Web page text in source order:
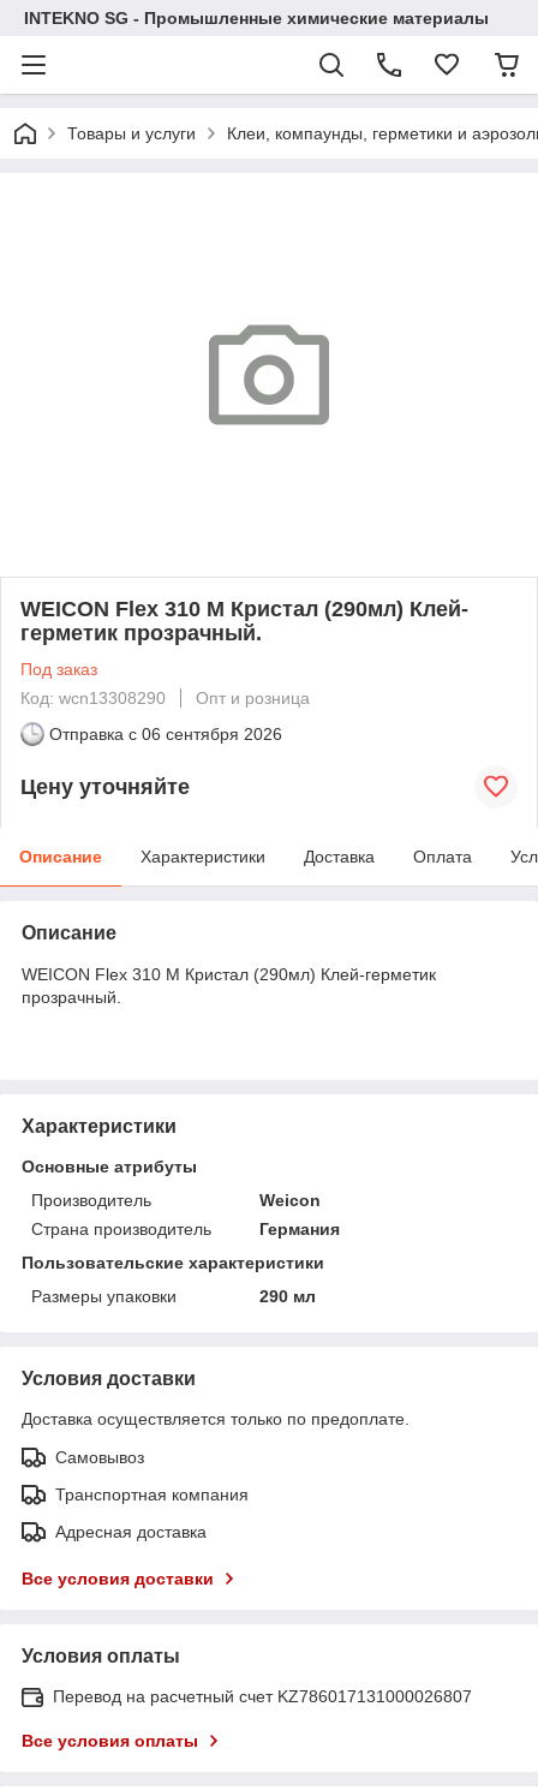
INTEKNO SG - Промышленные химические материалы
Товары и услуги Клеи, компаунды, герметики и
WEICON Flex 310 M Кристал (290мл) Клей-
герметик прозрачный.
Под заказ
Код: wcn13308290
Опт и розница
Отправка с 06 сентября 2026
Цену уточняйте
Описание Характеристики Доставка Оплата
Описание
WEICON Flex 310 M Кристал (290мл) Клей-герметик
прозрачный.
Характеристики
Основные атрибуты
Производитель
Weicon
Страна производитель
Германия
Пользовательские характеристики
Размеры упаковки
290 мл
Условия доставки
Доставка осуществляется только по предоплате.
Самовывоз
Транспортная компания
Адресная доставка
Все условия доставки
Условия оплаты
Перевод на расчетный счет KZ786017131000026807
Все условия оплаты